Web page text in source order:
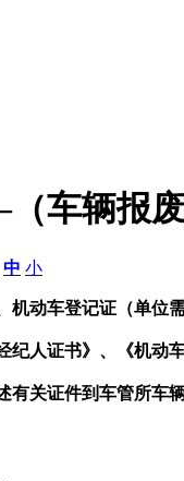
车辆报废
中 小
动车登记证（单位
证书》、《机动车
证件到车管所车辆